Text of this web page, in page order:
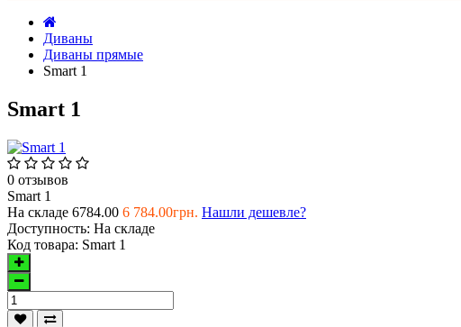
Диваны
Диваны прямые
Smart 1
Smart 1
0 отзывов
Smart 1
На складе 6784.00 6 784.00грн. Нашли дешевле?
Доступность: На складе
Код товара: Smart 1